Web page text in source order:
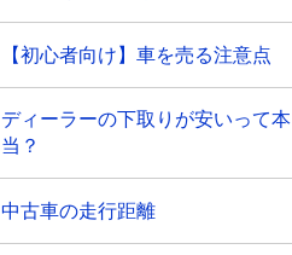
【初心者向け】車を売る注意点
ディーラーの下取りが安いって本
当？
中古車の走行距離